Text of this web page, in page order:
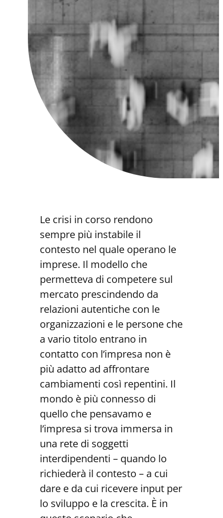
Le crisi in corso rendono
sempre più instabile il
contesto nel quale operano le
imprese. Il modello che
permetteva di competere sul
mercato prescindendo da
relazioni autentiche con le
organizzazioni e le persone che
a vario titolo entrano in
contatto con l’impresa non è
più adatto ad affrontare
cambiamenti così repentini. Il
mondo è più connesso di
quello che pensavamo e
l’impresa si trova immersa in
una rete di soggetti
interdipendenti – quando lo
richiederà il contesto – a cui
dare e da cui ricevere input per
lo sviluppo e la crescita. È in